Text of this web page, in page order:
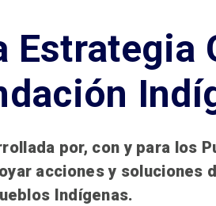
Estrategia
por, con y para los
acciones y soluciones
Indígenas.